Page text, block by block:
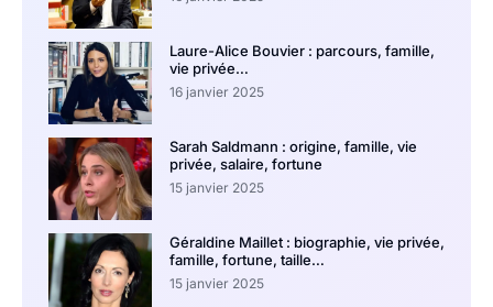
Laure-Alice Bouvier : parcours, famille,
vie privée…
16 janvier 2025
Sarah Saldmann : origine, famille, vie
privée, salaire, fortune
15 janvier 2025
Géraldine Maillet : biographie, vie privée,
famille, fortune, taille…
15 janvier 2025